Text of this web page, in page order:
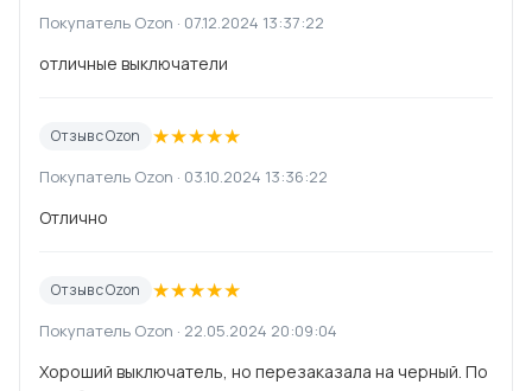
Покупатель Ozon · 07.12.2024 13:37:22
отличные выключатели
Отзыв с Ozon ★★★★★
Покупатель Ozon · 03.10.2024 13:36:22
Отлично
Отзыв с Ozon ★★★★★
Покупатель Ozon · 22.05.2024 20:09:04
Хороший выключатель, но перезаказала на черный. По